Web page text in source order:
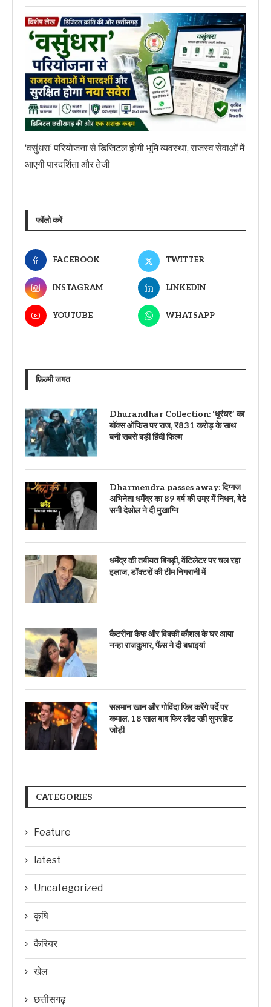
‘वसुंधरा’ परियोजना से डिजिटल होगी भूमि व्यवस्था, राजस्व सेवाओं में
आएगी पारदर्शिता और तेजी
फॉलो करें
FACEBOOK TWITTER
INSTAGRAM LINKEDIN
YOUTUBE WHATSAPP
फ़िल्मी जगत
Dhurandhar Collection: ‘धुरंधर’ का
बॉक्स ऑफिस पर राज, ₹831 करोड़ के साथ
बनी सबसे बड़ी हिंदी फिल्म
Dharmendra passes away: दिग्गज
अभिनेता धर्मेंद्र का 89 वर्ष की उम्र में निधन, बेटे
सनी देओल ने दी मुखाग्नि
धर्मेंद्र की तबीयत बिगड़ी, वेंटिलेटर पर चल रहा
इलाज, डॉक्टरों की टीम निगरानी में
कैटरीना कैफ और विक्की कौशल के घर आया
नन्हा राजकुमार, फैंस ने दी बधाइयां
सलमान खान और गोविंदा फिर करेंगे पर्दे पर
कमाल, 18 साल बाद फिर लौट रही सुपरहिट
जोड़ी
CATEGORIES
Feature
latest
Uncategorized
कृषि
कैरियर
खेल
छत्तीसगढ़